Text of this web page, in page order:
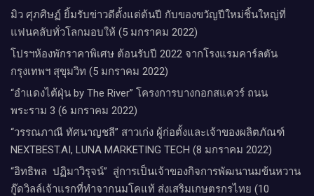
มิว ศุภศิษฏ์ ยิ้มรับข่าวดีตั้งแต่ต้นปี กับของขวัญปีใหม่ชิ้นใหญ่ที่
แฟนคลับทั่วโลกมอบให้ (5 มกราคม 2022)
โปรฯห้องพักราคาพิเศษ ต้อนรับปี 2022 จากโรงแรมคาร์ลตัน
กรุงเทพฯ สุขุมวิท (5 มกราคม 2022)
“อำแดงไต้ฝุ่น by The River” โครงการบางกอกสแควร์ ถนน
พระราม 3 (6 มกราคม 2022)
“วรรณภาณี ทัศนาญชลี” สาวเก่ง ผู้ก่อตั้งและเจ้าของผลิตภัณฑ์
NEXTBEST.AI, LUNA MARKETING TECH (8 มกราคม 2022)
“อิทธิพล ปฏิมาวิรุจน์” สู่การเป็นเจ้าของกิจการพัฒนานมข้นหวาน
กู๊ดวิลล์​เจ้าแรกที่ทำจากนมโคแท้ ส่งเสริมเกษตรกรไทย (10